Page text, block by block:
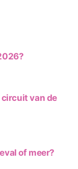
van de
of meer?